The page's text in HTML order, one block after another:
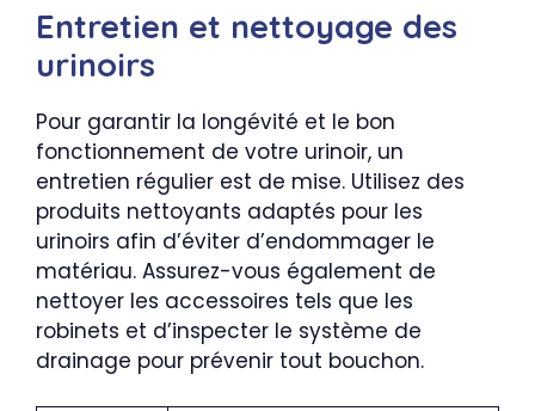
Entretien et nettoyage des
urinoirs
Pour garantir la longévité et le bon
fonctionnement de votre urinoir, un
entretien régulier est de mise. Utilisez des
produits nettoyants adaptés pour les
urinoirs afin d’éviter d’endommager le
matériau. Assurez-vous également de
nettoyer les accessoires tels que les
robinets et d’inspecter le système de
drainage pour prévenir tout bouchon.